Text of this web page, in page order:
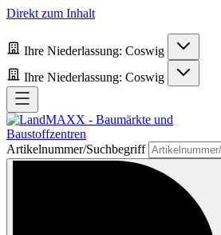
Direkt zum Inhalt
Ihre Niederlassung: Coswig
Ihre Niederlassung: Coswig
Artikelnummer/Suchbegriff